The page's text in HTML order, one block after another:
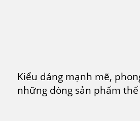
Kiểu dáng mạnh mẽ,
những dòng sản phẩm